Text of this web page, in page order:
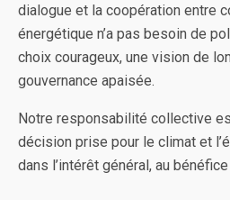
dialogue et la coopération entre
énergétique n’a pas besoin de
choix courageux, une vision de
gouvernance apaisée.
Notre responsabilité collective
décision prise pour le climat et
dans l’intérêt général, au